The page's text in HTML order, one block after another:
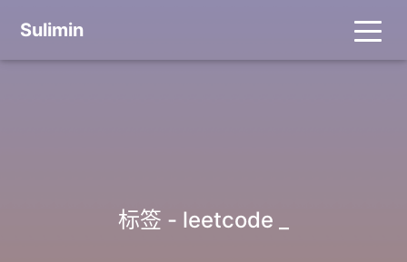
Sulimin
标签 - leetcode